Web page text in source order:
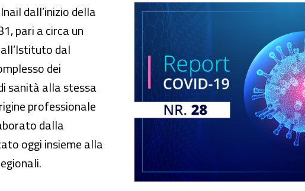
quasi 81mila contagi sul lavoro da Covid-19
dall’inizio della
pari a circa un
dal
dei
sanità alla stessa
professionale
dalla
oggi insieme alla